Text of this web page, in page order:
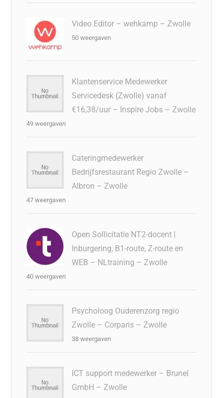
Video Editor – wehkamp – Zwolle
50 weergaven
Klantenservice Medewerker
Servicedesk (Zwolle) vanaf
€16,38/uur – Inspire Jobs – Zwolle
49 weergaven
Cateringmedewerker
Bedrijfsrestaurant Regio Zwolle –
Albron – Zwolle
47 weergaven
Open Sollicitatie NT2-docent |
Inburgering, B1-route, Z-route en
WEB – NLtraining – Zwolle
40 weergaven
Psycholoog Ouderenzorg regio
Zwolle – Corparis – Zwolle
38 weergaven
ICT support medewerker – Brunel
GmbH – Zwolle